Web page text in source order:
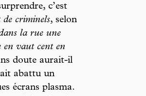
c’est
de criminels, selon
la rue une
en vaut cent en
doute aurait-il
abattu un
écrans plasma.